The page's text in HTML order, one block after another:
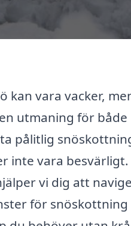
kan vara vacker,
utmaning för både
pålitlig
inte vara besvärligt.
vi dig att
för snöskottning